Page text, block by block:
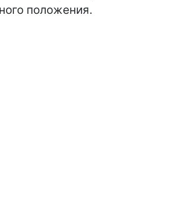
положения.